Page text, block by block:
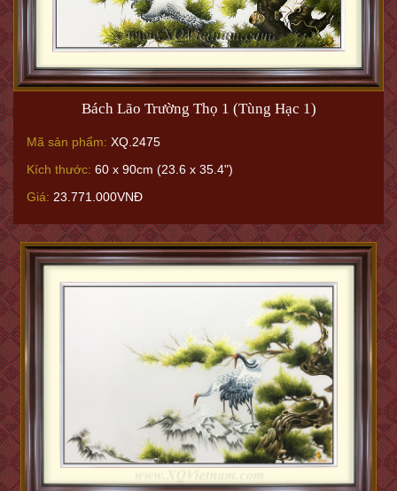
Bách Lão Trường Thọ 1 (Tùng Hạc 1)
Mã sản phẩm: XQ.2475
Kích thước: 60 x 90cm (23.6 x 35.4")
Giá: 23.771.000VNĐ